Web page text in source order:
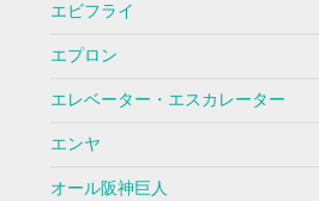
エビフライ
エプロン
エレベーター・エスカレーター
エンヤ
オール阪神巨人